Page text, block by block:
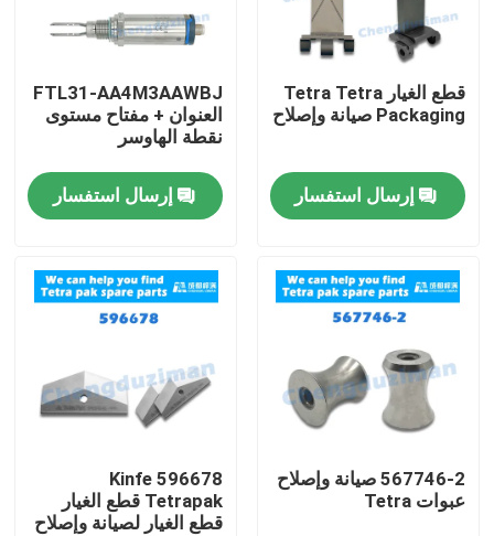
مسكن
قطع الغيار Tetra Tetra
Packaging صيانة وإصلاح
إرسال استفسار
FTL31-AA4M3AAWBJ
العنوان + مفتاح مستوى
نقطة الهاوسر
إرسال استفسار
567746-2 صيانة وإصلاح
عبوات Tetra
596678 Kinfe
Tetrapak قطع الغيار
قطع الغيار لصيانة وإصلاح